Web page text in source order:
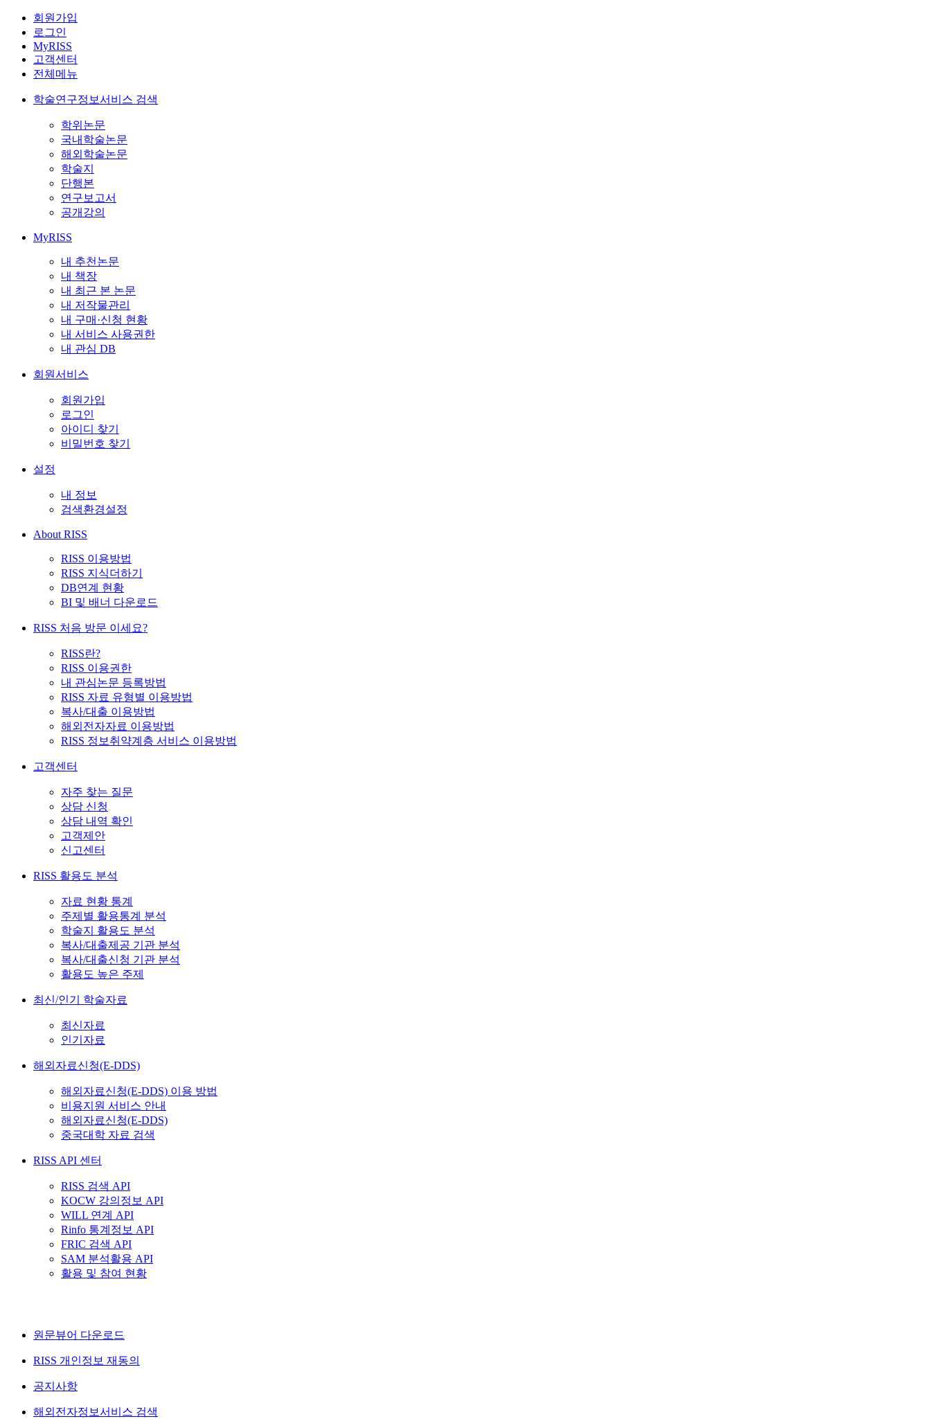
회원가입
로그인
MyRISS
고객센터
전체메뉴
학술연구정보서비스 검색
학위논문
국내학술논문
해외학술논문
학술지
단행본
연구보고서
공개강의
MyRISS
내 추천논문
내 책장
내 최근 본 논문
내 저작물관리
내 구매·신청 현황
내 서비스 사용권한
내 관심 DB
회원서비스
회원가입
로그인
아이디 찾기
비밀번호 찾기
설정
내 정보
검색환경설정
About RISS
RISS 이용방법
RISS 지식더하기
DB연계 현황
BI 및 배너 다운로드
RISS 처음 방문 이세요?
RISS란?
RISS 이용권한
내 관심논문 등록방법
RISS 자료 유형별 이용방법
복사/대출 이용방법
해외전자자료 이용방법
RISS 정보취약계층 서비스 이용방법
고객센터
자주 찾는 질문
상담 신청
상담 내역 확인
고객제안
신고센터
RISS 활용도 분석
자료 현황 통계
주제별 활용통계 분석
학술지 활용도 분석
복사/대출제공 기관 분석
복사/대출신청 기관 분석
활용도 높은 주제
최신/인기 학술자료
최신자료
인기자료
해외자료신청(E-DDS)
해외자료신청(E-DDS) 이용 방법
비용지원 서비스 안내
해외자료신청(E-DDS)
중국대학 자료 검색
RISS API 센터
RISS 검색 API
KOCW 강의정보 API
WILL 연계 API
Rinfo 통계정보 API
FRIC 검색 API
SAM 분석활용 API
활용 및 참여 현황
원문뷰어 다운로드
RISS 개인정보 재동의
공지사항
해외전자정보서비스 검색